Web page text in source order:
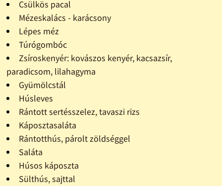
Csülkös pacal
Mézeskalács - karácsony
Lépes méz
Túrógombóc
Zsíroskenyér: kovászos kenyér, kacsazsír,
paradicsom, lilahagyma
Gyümölcstál
Húsleves
Rántott sertésszelez, tavaszi rizs
Káposztasaláta
Rántotthús, párolt zöldséggel
Saláta
Húsos káposzta
Sülthús, sajttal